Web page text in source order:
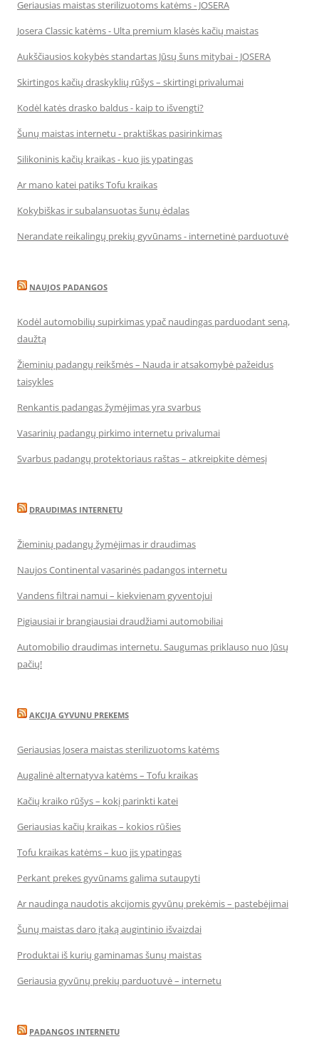
Geriausias maistas sterilizuotoms katėms - JOSERA
Josera Classic katėms - Ulta premium klasės kačių maistas
Aukščiausios kokybės standartas Jūsų šuns mitybai - JOSERA
Skirtingos kačių draskyklių rūšys – skirtingi privalumai
Kodėl katės drasko baldus - kaip to išvengti?
Šunų maistas internetu - praktiškas pasirinkimas
Silikoninis kačių kraikas - kuo jis ypatingas
Ar mano katei patiks Tofu kraikas
Kokybiškas ir subalansuotas šunų ėdalas
Nerandate reikalingų prekių gyvūnams - internetinė parduotuvė
NAUJOS PADANGOS
Kodėl automobilių supirkimas ypač naudingas parduodant seną,
daužtą
Žieminių padangų reikšmės – Nauda ir atsakomybė pažeidus
taisykles
Renkantis padangas žymėjimas yra svarbus
Vasarinių padangų pirkimo internetu privalumai
Svarbus padangų protektoriaus raštas – atkreipkite dėmesį
DRAUDIMAS INTERNETU
Žieminių padangų žymėjimas ir draudimas
Naujos Continental vasarinės padangos internetu
Vandens filtrai namui – kiekvienam gyventojui
Pigiausiai ir brangiausiai draudžiami automobiliai
Automobilio draudimas internetu. Saugumas priklauso nuo Jūsų
pačių!
AKCIJA GYVUNU PREKEMS
Geriausias Josera maistas sterilizuotoms katėms
Augalinė alternatyva katėms – Tofu kraikas
Kačių kraiko rūšys – kokį parinkti katei
Geriausias kačių kraikas – kokios rūšies
Tofu kraikas katėms – kuo jis ypatingas
Perkant prekes gyvūnams galima sutaupyti
Ar naudinga naudotis akcijomis gyvūnų prekėmis – pastebėjimai
Šunų maistas daro įtaką augintinio išvaizdai
Produktai iš kurių gaminamas šunų maistas
Geriausia gyvūnų prekių parduotuvė – internetu
PADANGOS INTERNETU